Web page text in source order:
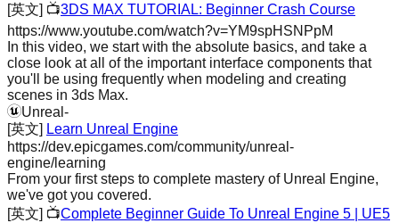
[英文] 📺3DS MAX TUTORIAL: Beginner Crash Course
https://www.youtube.com/watch?v=YM9spHSNPpM
In this video, we start with the absolute basics, and take a
close look at all of the important interface components that
you'll be using frequently when modeling and creating
scenes in 3ds Max.
Unreal -
[英文] Learn Unreal Engine
https://dev.epicgames.com/community/unreal-
engine/learning
From your first steps to complete mastery of Unreal Engine,
we've got you covered.
[英文] 📺Complete Beginner Guide To Unreal Engine 5 | UE5